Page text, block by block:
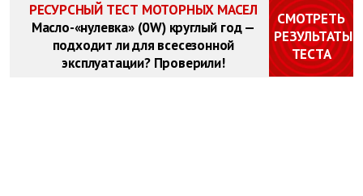
РЕСУРСНЫЙ ТЕСТ МОТОРНЫХ МАСЕЛ
Масло-«нулевка» (0W) круглый год —
подходит ли для всесезонной
эксплуатации? Проверили!
СМОТРЕТЬ
РЕЗУЛЬТАТЫ
ТЕСТА